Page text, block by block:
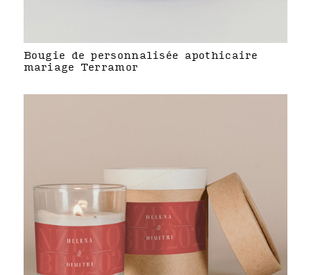
Bougie de personnalisée apothicaire
mariage Terramor